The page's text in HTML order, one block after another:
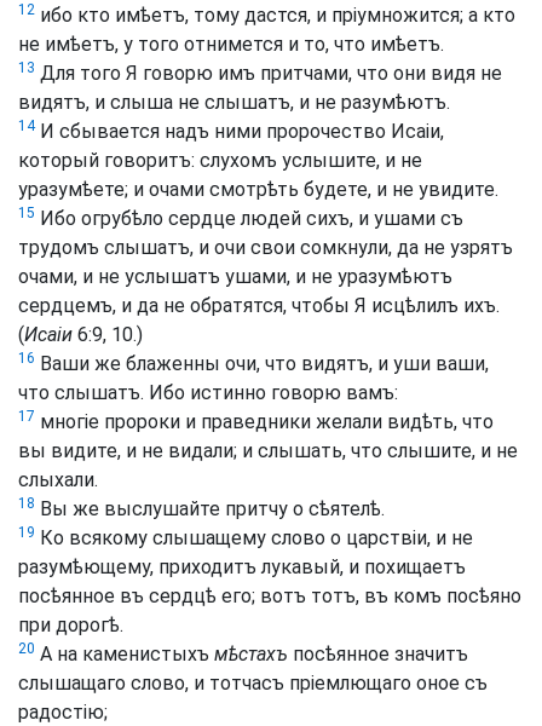
12 ибо кто имѣетъ, тому дастся, и пріумножится; а кто
не имѣетъ, у того отнимется и то, что имѣетъ.
13 Для того Я говорю имъ притчами, что они видя не
видятъ, и слыша не слышатъ, и не разумѣютъ.
14И сбывается надъ ними пророчество Исаіи,
который говоритъ: слухомъ услышите, и не
уразумѣете; и очами смотрѣть будете, и не увидите.
15 Ибо огрубѣло сердце людей сихъ, и ушами съ
трудомъ слышатъ, и очи свои сомкнули, да не узрятъ
очами, и не услышатъ ушами, и не уразумѣютъ
сердцемъ, и да не обратятся, чтобы Я исцѣлилъ ихъ.
(Исаіи 6:9, 10.)
16 Ваши же блаженны очи, что видятъ, и уши ваши,
что слышатъ. Ибо истинно говорю вамъ:
17 многіе пророки и праведники желали видѣть, что
вы видите, и не видали; и слышать, что слышите, и не
слыхали.
18 Вы же выслушайте притчу о сѣятелѣ.
19 Ко всякому слышащему слово о царствіи, и не
разумѣющему, приходитъ лукавый, и похищаетъ
посѣянное въ сердцѣ его; вотъ тотъ, въ комъ посѣяно
при дорогѣ.
20 А на каменистыхъ мѣстахъ посѣянное значитъ
слышащаго слово, и тотчасъ пріемлющаго оное съ
радостію;